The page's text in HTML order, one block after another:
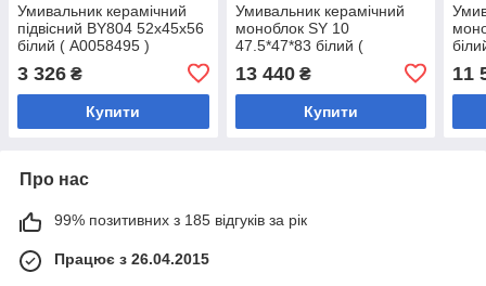
Умивальник керамічний
підвісний BY804 52x45x56
білий ( А0058495 )
3 326 ₴
Купити
Умивальник керамічний
моноблок SY 10
47.5*47*83 білий (
13 440₴
Купити
11
Про нас
99% позитивних з 185 відгуків за рік
Працює з 26.04.2015